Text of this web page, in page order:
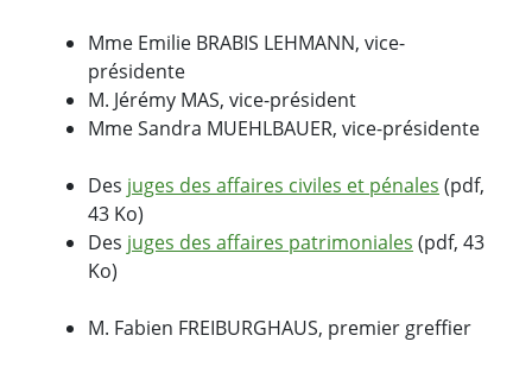
Mme Emilie BRABIS LEHMANN, vice-
présidente
M. Jérémy MAS, vice-président
Mme Sandra MUEHLBAUER, vice-présidente
Des juges des affaires civiles et pénales (pdf,
43 Ko)
Des juges des affaires patrimoniales (pdf, 43
Ko)
M. Fabien FREIBURGHAUS, premier greffier